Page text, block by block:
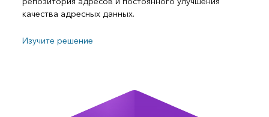
качества адресных данных.
Изучите решение